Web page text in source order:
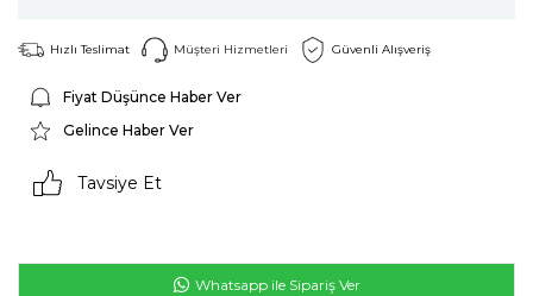
Hızlı Teslimat Müşteri Hizmetleri Güvenli Alışveriş
Fiyat Düşünce Haber Ver
Gelince Haber Ver
Tavsiye Et
Whatsapp ile Sipariş Ver